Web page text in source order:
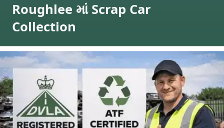
Roughlee માં Scrap Car
Collection